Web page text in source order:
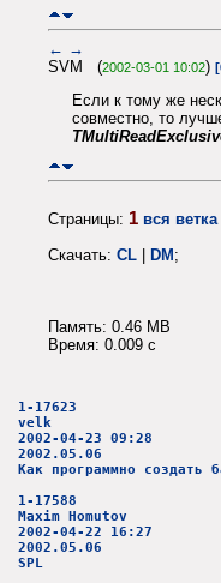
← →
SVM (2002-03-01 10:02)
Если к тому же
совместно, то
Страницы: 1 вся ветка
Скачать: CL | DM;
Память: 0.46 MB
Время: 0.009 c
1-17623
velk
2002-04-23 09:28
2002.05.06
Как программно создать
1-17588
Maxim Homutov
2002-04-22 16:27
2002.05.06
SPL